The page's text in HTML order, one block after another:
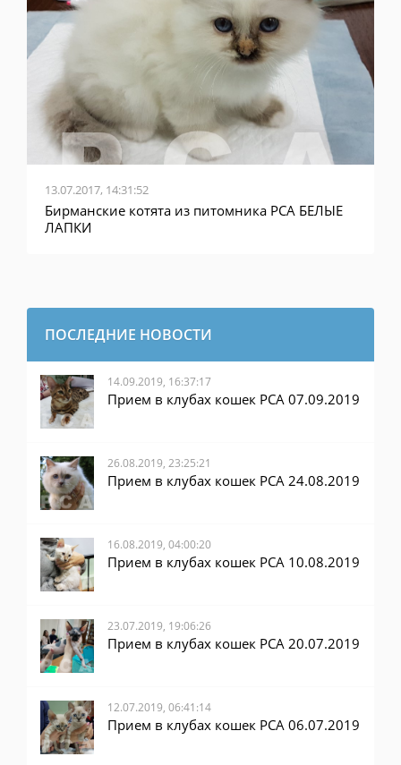
13.07.2017, 14:31:52
Бирманские котята из питомника PCA БЕЛЫЕ
ЛАПКИ
ПОСЛЕДНИЕ НОВОСТИ
14.09.2019, 16:37:17
Прием в клубах кошек PCA 07.09.2019
26.08.2019, 23:25:21
Прием в клубах кошек PCA 24.08.2019
16.08.2019, 04:00:20
Прием в клубах кошек PCA 10.08.2019
23.07.2019, 19:06:26
Прием в клубах кошек PCA 20.07.2019
12.07.2019, 06:41:14
Прием в клубах кошек PCA 06.07.2019